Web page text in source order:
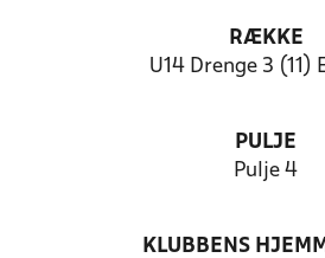
RÆKKE
U14 Drenge 3 (11)
PULJE
Pulje 4
KLUBBENS